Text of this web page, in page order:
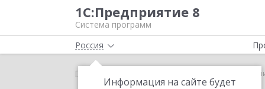
1С:Предприятие 8
Система программ
Россия
Информация на сайте будет
Главная